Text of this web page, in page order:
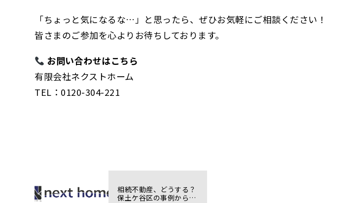
「ちょっと気になるな…」と思ったら、ぜひお気軽にご相談ください！
皆さまのご参加を心よりお待ちしております。
お問い合わせはこちら
有限会社ネクストホーム
TEL：0120-304-221
相続不動産、どうする？
保土ケ谷区の事例から考